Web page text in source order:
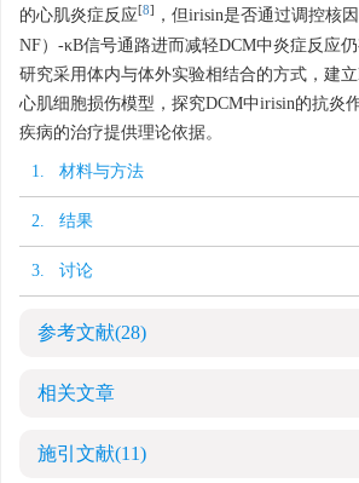
的心肌炎症反应[8]
，但irisin是否通过调控核
NF）-κB信号通路进而减轻DCM中炎症反应
研究采用体内与体外实验相结合的方式，建
心肌细胞损伤模型，探究DCM中irisin的抗炎
疾病的治疗提供理论依据。
1. 材料与方法
2. 结果
3. 讨论
参考文献(28)
相关文章
施引文献(11)